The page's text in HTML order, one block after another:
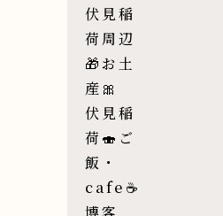
伏見稲
荷周辺
🎁お土
産🎀
伏見稲
荷🍣ご
飯・
cafe☕️